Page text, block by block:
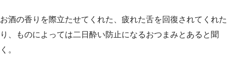
お酒の香りを際立たせてくれた、疲れた舌を回復されてくれた
り、ものによっては二日酔い防止になるおつまみとあると聞
く。